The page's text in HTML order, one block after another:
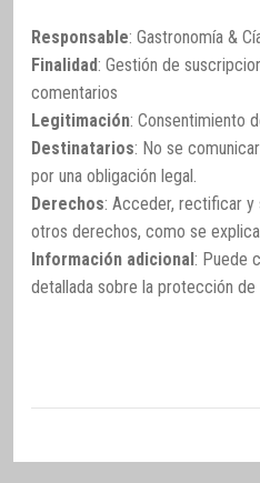
Responsable: Gastronomía &
Finalidad: Gestión de
comentarios
Legitimación: Consentimiento
Destinatarios: No se
por una obligación legal.
Derechos: Acceder, rectificar y
otros derechos, como se
Información adicional : Puede
detallada sobre la protección de